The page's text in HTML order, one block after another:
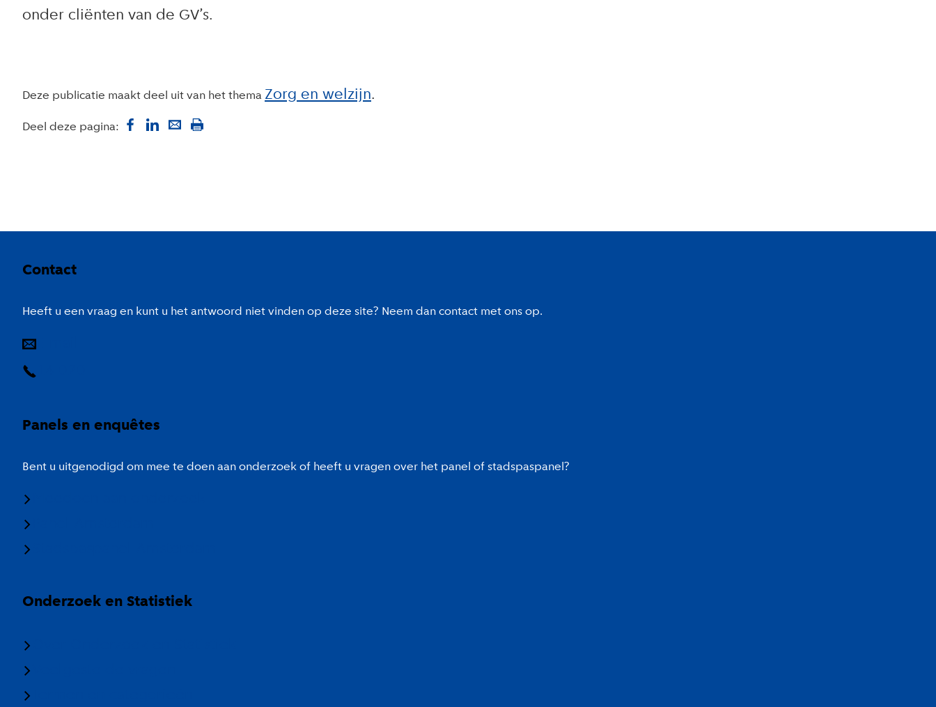
onder cliënten van de GV’s.
Deze publicatie maakt deel uit van het thema Zorg en welzijn
Deel deze pagina:
Contact
Heeft u een vraag en kunt u het antwoord niet vinden op deze site? Neem dan contact met ons op.
Panels en enquêtes
Bent u uitgenodigd om mee te doen aan onderzoek of heeft u vragen over het panel of stadspaspanel?
Onderzoek en Statistiek